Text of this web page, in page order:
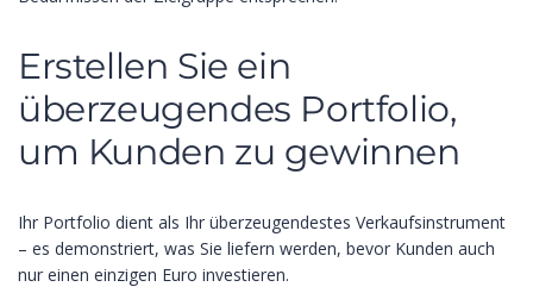
Erstellen Sie ein
überzeugendes Portfolio,
um Kunden zu gewinnen
Ihr Portfolio dient als Ihr überzeugendestes Verkaufsinstrument
– es demonstriert, was Sie liefern werden, bevor Kunden auch
nur einen einzigen Euro investieren.